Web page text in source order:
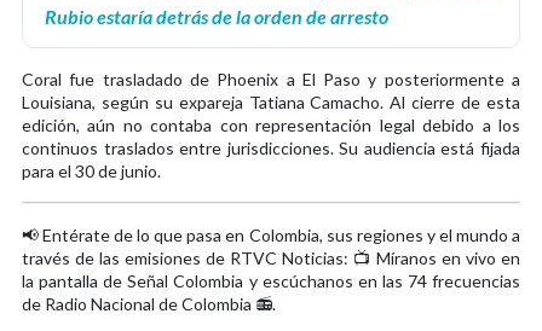
Rubio estaría detrás de la orden de arresto
Coral fue trasladado de Phoenix a El Paso y posteriormente a
Louisiana, según su expareja Tatiana Camacho. Al cierre de esta
edición, aún no contaba con representación legal debido a los
continuos traslados entre jurisdicciones. Su audiencia está fijada
para el 30 de junio.
📢 Entérate de lo que pasa en Colombia, sus regiones y el mundo a
través de las emisiones de RTVC Noticias: 📺 Míranos en vivo en
la pantalla de Señal Colombia y escúchanos en las 74 frecuencias
de Radio Nacional de Colombia 📻.